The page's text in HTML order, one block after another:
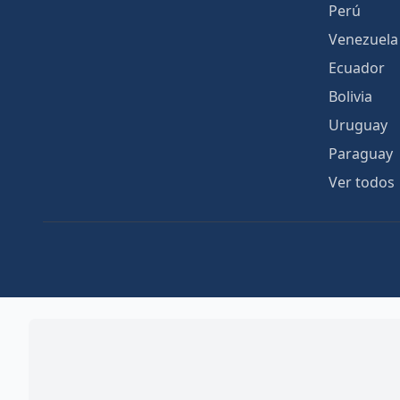
Perú
Venezuela
Ecuador
Bolivia
Uruguay
Paraguay
Ver todos